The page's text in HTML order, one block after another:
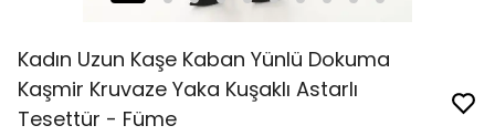
Kadın Uzun Kaşe Kaban Yünlü Dokuma
Kaşmir Kruvaze Yaka Kuşaklı Astarlı
Tesettür - Füme